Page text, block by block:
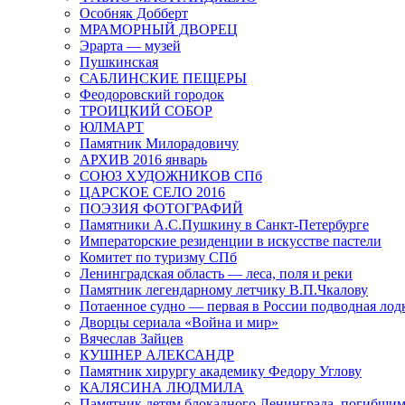
Особняк Добберт
МРАМОРНЫЙ ДВОРЕЦ
Эрарта — музей
Пушкинская
САБЛИНСКИЕ ПЕЩЕРЫ
Феодоровский городок
ТРОИЦКИЙ СОБОР
ЮЛМАРТ
Памятник Милорадовичу
АРХИВ 2016 январь
СОЮЗ ХУДОЖНИКОВ СПб
ЦАРСКОЕ СЕЛО 2016
ПОЭЗИЯ ФОТОГРАФИЙ
Памятники А.С.Пушкину в Санкт-Петербурге
Императорские резиденции в искусстве пастели
Комитет по туризму СПб
Ленинградская область — леса, поля и реки
Памятник легендарному летчику В.П.Чкалову
Потаенное судно — первая в России подводная
Дворцы сериала «Война и мир»
Вячеслав Зайцев
КУШНЕР АЛЕКСАНДР
Памятник хирургу академику Федору Углову
КАЛЯСИНА ЛЮДМИЛА